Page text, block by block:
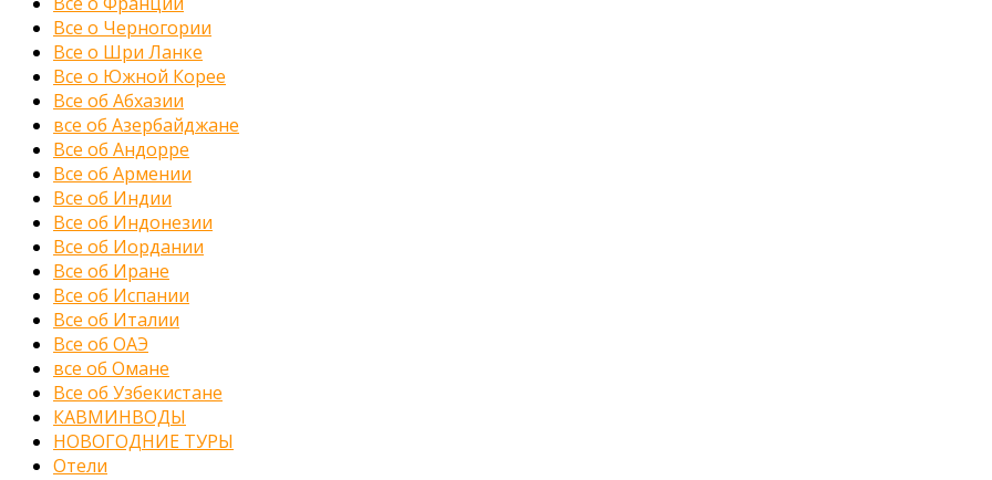
Все о Черногории
Все о Шри Ланке
Все о Южной Корее
Все об Абхазии
все об Азербайджане
Все об Андорре
Все об Армении
Все об Индии
Все об Индонезии
Все об Иордании
Все об Иране
Все об Испании
Все об Италии
Все об ОАЭ
все об Омане
Все об Узбекистане
КАВМИНВОДЫ
НОВОГОДНИЕ ТУРЫ
Отели